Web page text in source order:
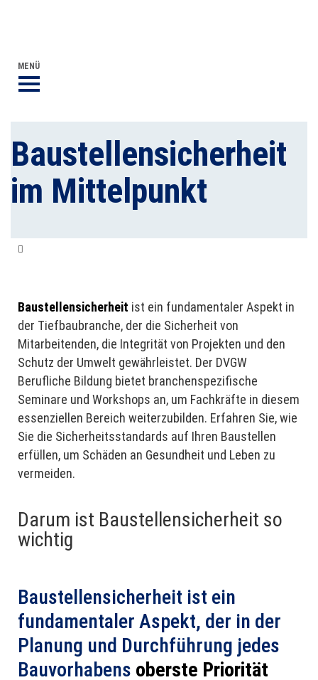
MENÜ
Baustellensicherheit
im Mittelpunkt
Baustellensicherheit ist ein fundamentaler Aspekt in
der Tiefbaubranche, der die Sicherheit von
Mitarbeitenden, die Integrität von Projekten und den
Schutz der Umwelt gewährleistet. Der DVGW
Berufliche Bildung bietet branchenspezifische
Seminare und Workshops an, um Fachkräfte in diesem
essenziellen Bereich weiterzubilden. Erfahren Sie, wie
Sie die Sicherheitsstandards auf Ihren Baustellen
erfüllen, um Schäden an Gesundheit und Leben zu
vermeiden.
Darum ist Baustellensicherheit so
wichtig
Baustellensicherheit ist ein
fundamentaler Aspekt, der in der
Planung und Durchführung jedes
Bauvorhabens oberste Priorität